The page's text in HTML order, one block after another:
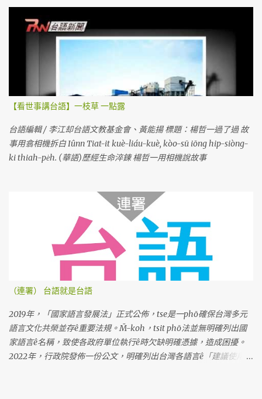
【看世事講台語】一枝草 一點露
台語編輯 / 李江却台語文教基金會、黃能揚 標題：楊哲一過了過 故
事用翕相機拆白 Iûnn Tiat-it kuè-liáu-kuè, kòo-sū iōng hip-siòng-
ki thiah-pe̍h. (華語)歷經生命淬鍊 楊哲一用相機說故事
（連署） 台語就是台語
2019年，「國家語言發展法」正式公佈，tse是一phō確保台灣多元
語言文化共榮並存ê重要法規。M̄-koh，tsit phō法並無明確列出國
家語言ê名稱，致使各政府單位執行ê時欠缺明確憑據，造成困擾。
2022年，行政院發佈一份公文，明確列出台灣各語言ê「建議使用名